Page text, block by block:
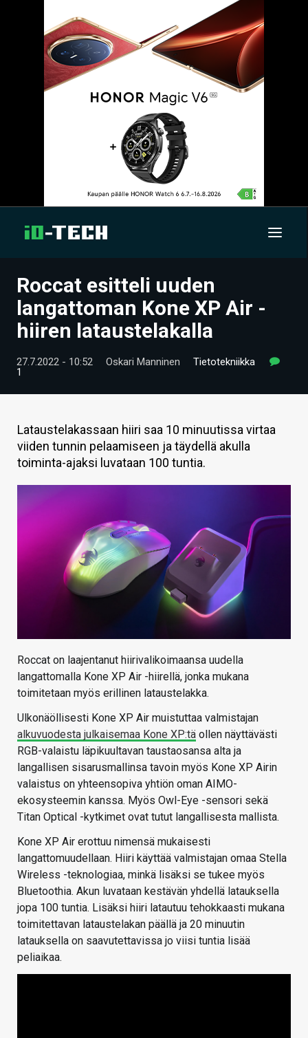
UUTISET
ARTIKKELIT
VIDEOT
HINTA.FI
KAUPPA
VAIHDA TEEMA
Roccat esitteli uuden
langattoman Kone XP Air -
hiiren lataustelakalla
27.7.2022 - 10:52 Oskari Manninen
Tietotekniikka
1
Lataustelakassaan hiiri saa 10 minuutissa virtaa
viiden tunnin pelaamiseen ja täydellä akulla
toiminta-ajaksi luvataan 100 tuntia.
Roccat on laajentanut hiirivalikoimaansa uudella
langattomalla Kone XP Air -hiirellä, jonka mukana
toimitetaan myös erillinen lataustelakka.
Ulkonäöllisesti Kone XP Air muistuttaa valmistajan
alkuvuodesta julkaisemaa Kone XP:tä ollen näyttävästi
RGB-valaistu läpikuultavan taustaosansa alta ja
langallisen sisarusmallinsa tavoin myös Kone XP Airin
valaistus on yhteensopiva yhtiön oman AIMO-
ekosysteemin kanssa. Myös Owl-Eye -sensori sekä
Titan Optical -kytkimet ovat tutut langallisesta mallista.
Kone XP Air erottuu nimensä mukaisesti
langattomuudellaan. Hiiri käyttää valmistajan omaa Stella
Wireless -teknologiaa, minkä lisäksi se tukee myös
Bluetoothia. Akun luvataan kestävän yhdellä latauksella
jopa 100 tuntia. Lisäksi hiiri latautuu tehokkaasti mukana
toimitettavan lataustelakan päällä ja 20 minuutin
latauksella on saavutettavissa jo viisi tuntia lisää
peliaikaa.